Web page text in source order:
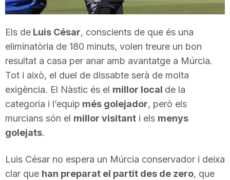
r
a
o
Els de Luis César, conscients de que és una
eliminatòria de 180 minuts, volen treure un bon
resultat a casa per anar amb avantatge a Múrcia.
Tot i això, el duel de dissabte serà de molta
exigència. El Nàstic és el millor local de la
categoria i l’equip més golejador, però els
murcians són el millor visitant i els menys
golejats.
Luis César no espera un Múrcia conservador i deixa
clar que han preparat el partit des de zero, que